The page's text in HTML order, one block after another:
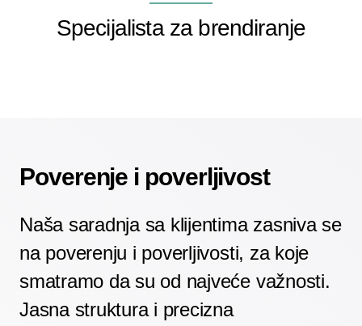
Specijalista za brendiranje
Poverenje i poverljivost
Naša saradnja sa klijentima zasniva se
na poverenju i poverljivosti, za koje
smatramo da su od najveće važnosti.
Jasna struktura i precizna